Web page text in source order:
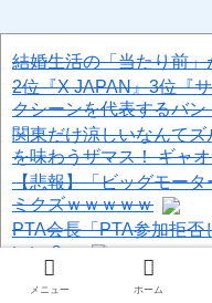
結婚生活の「当たり前」
2位『X JAPAN』3位『
クシーンを代表するバン
関東だけ涼しいなんて
を味わうザマス！ ギャ
【悲報】「ビッグモー
ミクズｗｗｗｗｗ
PTA会長「PTA参加拒否
いい？」
ジャンポケ斉藤に見る
メニュー ホーム